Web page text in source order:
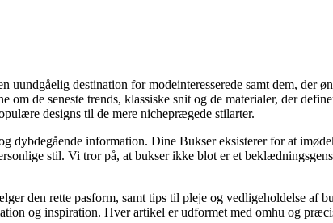
destination for modeinteresserede samt dem, der
de seneste trends, klassiske snit og de materialer, der
designs til de mere nicheprægede stilarter.
dybdegående information. Dine Bukser eksisterer for at
stil. Vi tror på, at bukser ikke blot er et
den rette pasform, samt tips til pleje og vedligeholdelse af
og inspiration. Hver artikel er udformet med omhu og